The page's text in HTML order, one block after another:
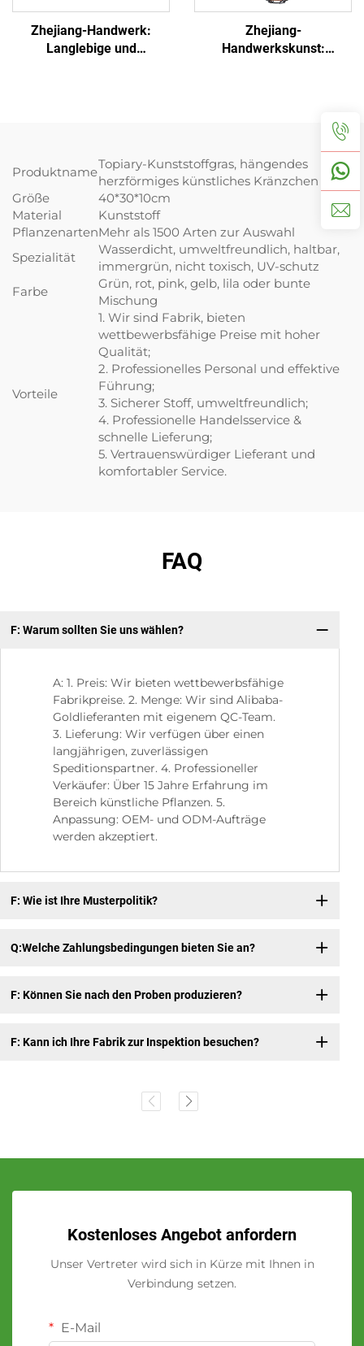
Zhejiang-Handwerk:
Langlebige und
Zhejiang-
Handwerkskunst:
Produktname
Topiary-Kunststoffgras, hängendes
herzförmiges künstliches Kränzchen
Größe
40*30*10cm
Material
Kunststoff
PflanzenartenMehr als 1500 Arten zur Auswahl
Spezialität
Wasserdicht, umweltfreundlich, haltbar,
immergrün, nicht toxisch, UV-schutz
Farbe
Grün, rot, pink, gelb, lila oder bunte
Mischung
Vorteile
1. Wir sind Fabrik, bieten
wettbewerbsfähige Preise mit hoher
Qualität;
2. Professionelles Personal und effektive
Führung;
3. Sicherer Stoff, umweltfreundlich;
4. Professionelle Handelsservice &
schnelle Lieferung;
5. Vertrauenswürdiger Lieferant und
komfortabler Service.
FAQ
F: Warum sollten Sie uns wählen?
A: 1. Preis: Wir bieten wettbewerbsfähige
Fabrikpreise. 2. Menge: Wir sind Alibaba-
Goldlieferanten mit eigenem QC-Team.
3. Lieferung: Wir verfügen über einen
langjährigen, zuverlässigen
Speditionspartner. 4. Professioneller
Verkäufer: Über 15 Jahre Erfahrung im
Bereich künstliche Pflanzen. 5.
Anpassung: OEM- und ODM-Aufträge
werden akzeptiert.
F: Wie ist Ihre Musterpolitik?
Q:Welche Zahlungsbedingungen bieten Sie an?
F: Können Sie nach den Proben produzieren?
F: Kann ich Ihre Fabrik zur Inspektion besuchen?
Kostenloses Angebot anfordern
Unser Vertreter wird sich in Kürze mit Ihnen in
Verbindung setzen.
E-Mail